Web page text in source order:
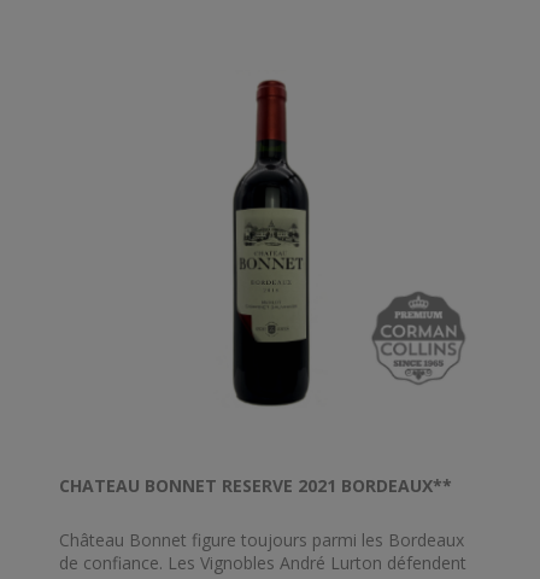
CHATEAU BONNET RESERVE 2021 BORDEAUX**
Château Bonnet figure toujours parmi les Bordeaux
de confiance. Les Vignobles André Lurton défendent